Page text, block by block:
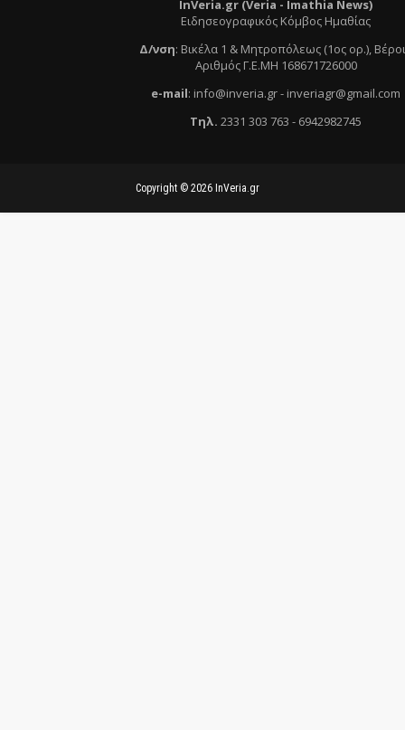
InVeria.gr (Veria - Ιmathia News)
Ειδησεογραφικός Κόμβος Ημαθίας
Δ/νση: Βικέλα 1 & Μητροπόλεως (1ος ορ.),
Αριθμός Γ.Ε.ΜΗ 168671726000
e-mail: info@inveria.gr- inveriagr@gmail.com
Τηλ. 2331 303 763 - 6942982745
Copyright © 2026 InVeria.gr